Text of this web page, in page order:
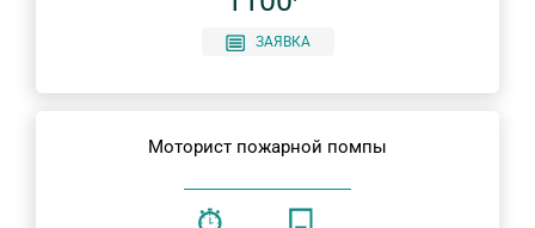
ЗАЯВКА
Моторист пожарной помпы